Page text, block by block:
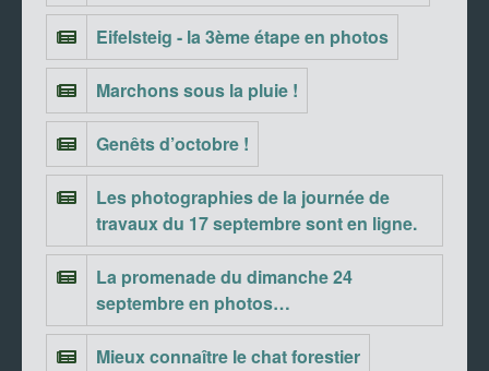
Eifelsteig - la 3ème étape en photos
Marchons sous la pluie !
Genêts d’octobre !
Les photographies de la journée de
travaux du 17 septembre sont en ligne.
La promenade du dimanche 24
septembre en photos…
Mieux connaître le chat forestier